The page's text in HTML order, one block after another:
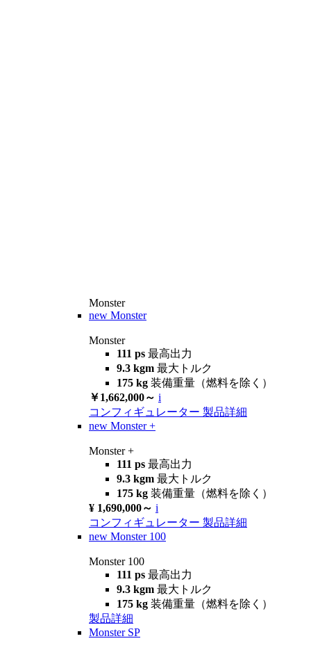
Monster
new Monster
Monster
111 ps 最高出力
9.3 kgm 最大トルク
175 kg 装備重量（燃料を除く）
￥1,662,000～ i
コンフィギュレーター 製品詳細
new Monster +
Monster +
111 ps 最高出力
9.3 kgm 最大トルク
175 kg 装備重量（燃料を除く）
¥ 1,690,000～ i
コンフィギュレーター 製品詳細
new Monster 100
Monster 100
111 ps 最高出力
9.3 kgm 最大トルク
175 kg 装備重量（燃料を除く）
製品詳細
Monster SP